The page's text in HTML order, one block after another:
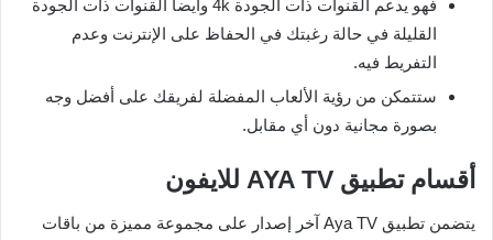
فهو يدعم القنوات ذات الجودة 4k وأيضا القنوات ذات الجودة
القليلة في حالة رغبتك في الحفاظ على الإنترنت وعدم
التفريط فيه.
ستتمكن من رؤية الألعاب المفضلة لفريقك على أفضل وجه
بصورة مجانية دون أي مقابل.
أقسام تطبيق AYA TV للايفون
يتضمن تطبيق Aya TV آخر إصدار على مجموعة مميزة من باقات